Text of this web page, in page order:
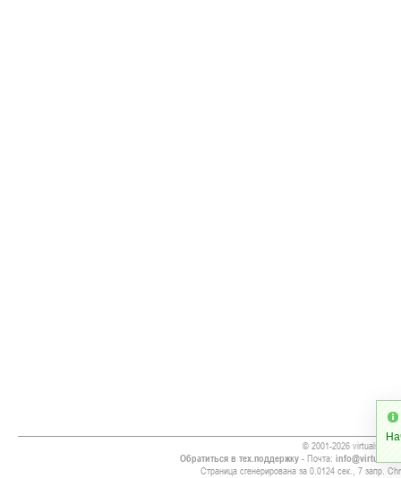
© 2001-2026
Обратиться в тех.поддержку- Почта:
Страница сгенерирована за 0.0124 сек., 7 запр.